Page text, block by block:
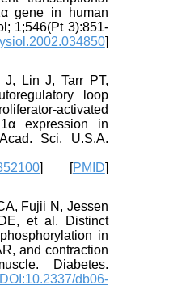
gene in human
1;546(Pt 3):851-
J, Lin J, Tarr PT,
loop
activated
1α expression in
Sci. U.S.A.
] [PMID
Fujii N, Jessen
et al. Distinct
in
and contraction
Diabetes.
[DOI:10.2337/db06-